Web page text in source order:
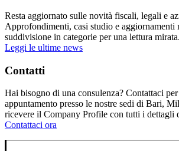
Resta aggiornato sulle novità fiscali, legali e
Approfondimenti, casi studio e aggiornamenti
suddivisione in categorie per una lettura mirata.
Leggi le ultime news
Contatti
Hai bisogno di una consulenza? Contattaci
appuntamento presso le nostre sedi di Bari,
ricevere il Company Profile con tutti i dettagli
Contattaci ora